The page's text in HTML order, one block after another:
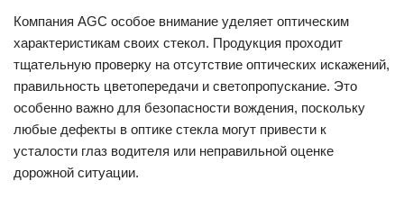
Компания AGC особое внимание уделяет оптическим
характеристикам своих стекол. Продукция проходит
тщательную проверку на отсутствие оптических искажений,
правильность цветопередачи и светопропускание. Это
особенно важно для безопасности вождения, поскольку
любые дефекты в оптике стекла могут привести к
усталости глаз водителя или неправильной оценке
дорожной ситуации.